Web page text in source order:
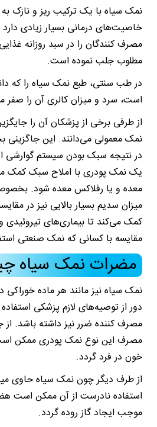
نمک سیاه با یک ترکیب ریز و
خاصیت‌های درمانی بسیار زیادی دارد
مصرف کنندگان را در سبد روزانه
مطلوب جلب نموده است.
در طب سنتی، طبع نمک سیاه را که
است، سرد و میزان کالری آن را صفر
از طرفی برخی از پزشکان آن را
نمک معمولی می‌دانند. این
در نتیجه سبک بودن سیستم گوارشی
یک نمک پودری با املاح سبک کمک
معده و یا رفلاکس معده شود.
میزان سدیم بسیار بالایی نیز در
کمک می‌کند تا بیماری‌های تیروئیدی
مقایسه با کسانی که نمک صنعتی
مضرات نمک سیاه
نمک سیاه نیز مانند هر ماده خوراکی
دور از توصیه‌های لازم پزشکی
مصرف کننده ضرر نیز داشته باشد. از
مصرف این نوع نمک پودری ممکن
خون در فرد گردد.
از طرف دیگر چون نمک سیاه حاوی
استفاده نادرست از آن ممکن است
موجب ایجاد گاز روده گردد.